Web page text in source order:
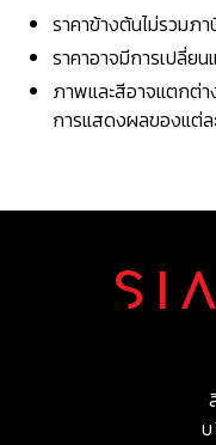
ราคาข้างต้นไม่รวมภ
ราคาอาจมีการเปลี่ย
ภาพและสีอาจแตกต่า
การแสดงผลของแต่ล